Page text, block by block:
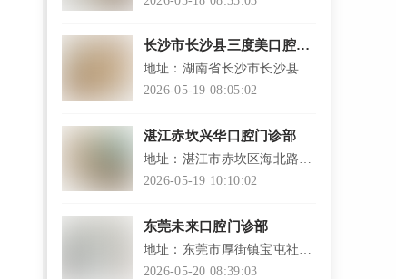
长沙市长沙县三度美口腔门
诊
地址：湖南省长沙市长沙县潇
湘东路星城南门樱花苑1栋
2026-05-19 08:05:02
湛江赤坎兴华口腔门诊部
地址：湛江市赤坎区海北路
11-31号兴华广场A区商住楼一
2026-05-19 10:10:02
东莞未来口腔门诊部
地址：东莞市厚街镇宝屯社区
康乐北路6号厚街万达广场1幢
2026-05-20 08:39:03